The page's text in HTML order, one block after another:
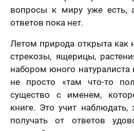
вопросы к миру уже есть,
ответов пока нет.
Летом природа открыта как
стрекозы, ящерицы,
набором юного натуралиста
не просто «там что-то
существо с именем,
книге. Это учит
получать от ответов